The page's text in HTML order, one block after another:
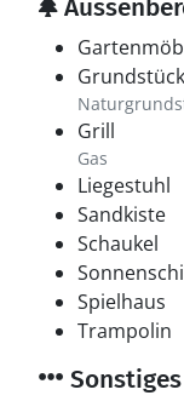
Grundstück
Grill
Gas
Liegestuhl
Sandkiste
Schaukel
Spielhaus
Trampolin
Sonstiges